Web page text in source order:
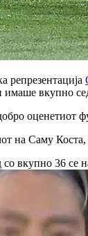
репрезентација
имаше вкупно
оценетиот
на Саму
вкупно 36 се